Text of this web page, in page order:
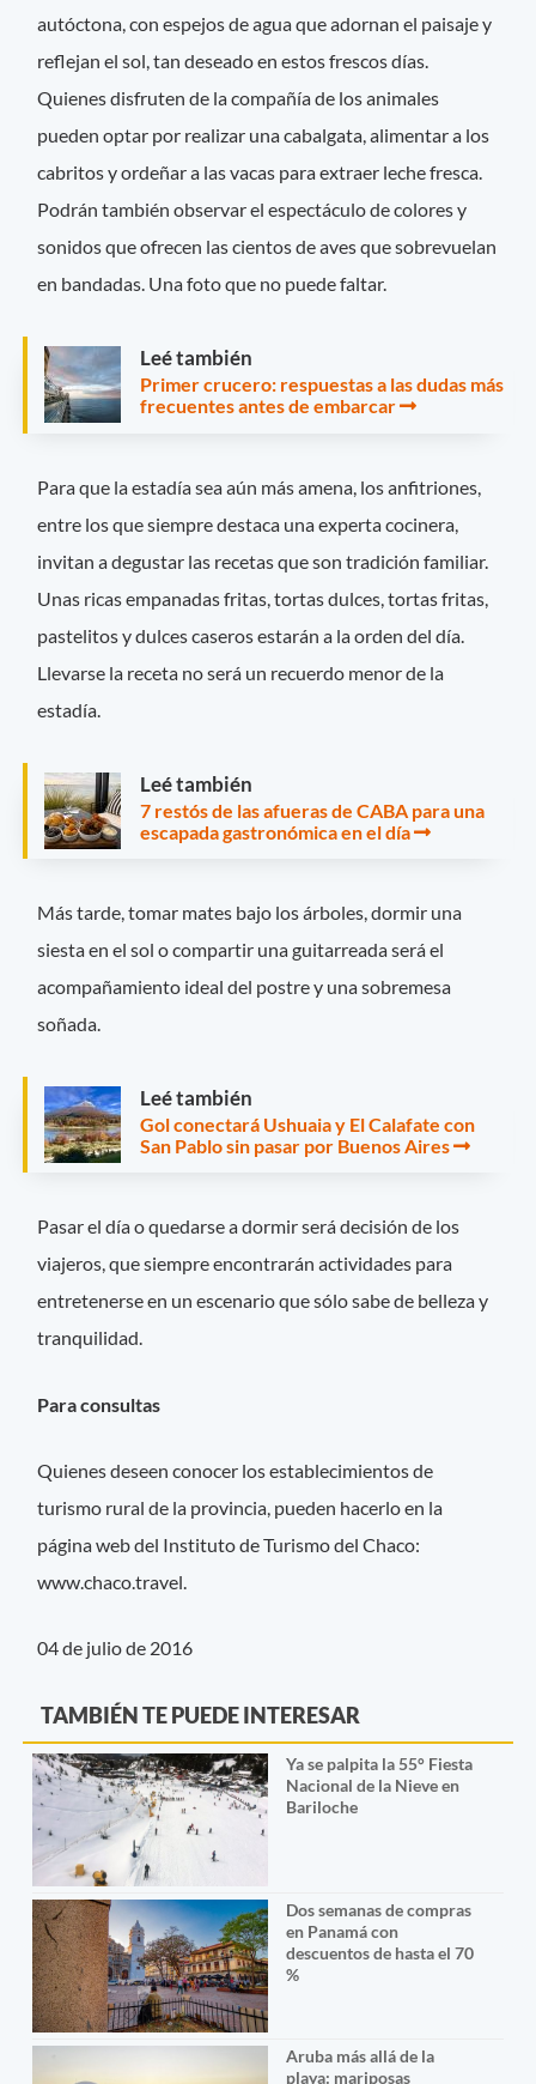
autóctona, con espejos de agua que adornan el paisaje y
reflejan el sol, tan deseado en estos frescos días.
Quienes disfruten de la compañía de los animales
pueden optar por realizar una cabalgata, alimentar a los
cabritos y ordeñar a las vacas para extraer leche fresca.
Podrán también observar el espectáculo de colores y
sonidos que ofrecen las cientos de aves que sobrevuelan
en bandadas. Una foto que no puede faltar.
Leé también
Primer crucero: respuestas a las dudas más
frecuentes antes de embarcar
Para que la estadía sea aún más amena, los anfitriones,
entre los que siempre destaca una experta cocinera,
invitan a degustar las recetas que son tradición familiar.
Unas ricas empanadas fritas, tortas dulces, tortas fritas,
pastelitos y dulces caseros estarán a la orden del día.
Llevarse la receta no será un recuerdo menor de la
estadía.
Leé también
7 restós de las afueras de CABA para una
escapada gastronómica en el día
Más tarde, tomar mates bajo los árboles, dormir una
siesta en el sol o compartir una guitarreada será el
acompañamiento ideal del postre y una sobremesa
soñada.
Leé también
Gol conectará Ushuaia y El Calafate con
San Pablo sin pasar por Buenos Aires
Pasar el día o quedarse a dormir será decisión de los
viajeros, que siempre encontrarán actividades para
entretenerse en un escenario que sólo sabe de belleza y
tranquilidad.
Para consultas
Quienes deseen conocer los establecimientos de
turismo rural de la provincia, pueden hacerlo en la
página web del Instituto de Turismo del Chaco:
www.chaco.travel.
04 de julio de 2016
TAMBIÉN TE PUEDE INTERESAR
Ya se palpita la 55° Fiesta
Nacional de la Nieve en
Bariloche
Dos semanas de compras
en Panamá con
descuentos de hasta el 70
%
Aruba más allá de la
playa: mariposas